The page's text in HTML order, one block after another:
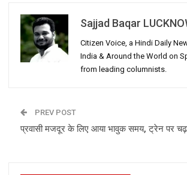
Sajjad Baqar
Citizen Voice, a Hindi Daily
India & Around the World on
from leading columnists.
PREV POST
प्रवासी मजदूर के लिए आया भावुक समय, ट्रेन पर